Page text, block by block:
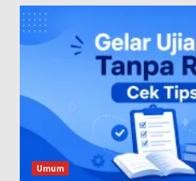
Umum